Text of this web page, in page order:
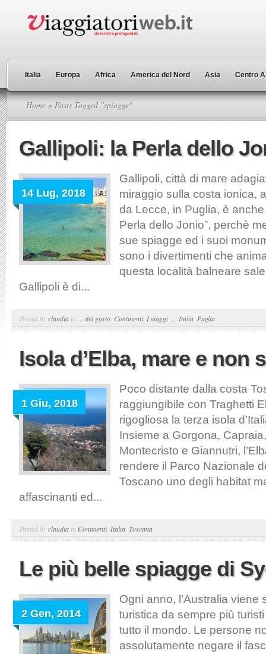
Italia Europa Africa America del Nord Asia Centro
Home » Posts Tagged "spiagge"
Gallipoli: la Perla dello
14 Lug, 2018
Gallipoli, città di mare
miraggio sulla costa ionica,
da Lecce, in Puglia, è
Perla dello Jonio”, perchè
sue spiagge ed i suoi
sono i divertimenti che
questa località balneare
Gallipoli è di...
Posted byclaudia in ... del gusto Continenti, I viaggi ... Italia Puglia
Isola d’Elba, mare e non
1 Giu, 2018
Poco distante dalla costa
raggiungibile con Traghetti
rigogliosa la terza isola
Insieme a Gorgona,
Montecristo e Giannutri,
rendere il Parco Nazionale
Toscano uno degli habitat
affascinanti ed...
Posted byclaudia in Continenti, Italia Toscana
Le più belle spiagge di
2 Gen, 2014
Ogni anno, l’Australia viene
turistica da sempre più
tutto il mondo. Le persone
assolutamente negare il